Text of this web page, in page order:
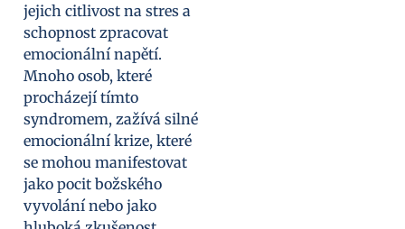
jejich citlivost na stres a
schopnost zpracovat
emocionální napětí.
Mnoho osob, které
procházejí tímto
syndromem, zažívá silné
emocionální krize, které
se mohou manifestovat
jako pocit božského
vyvolání nebo jako